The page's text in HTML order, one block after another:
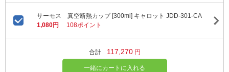
サーモス 真空断熱カップ [300ml] キャロット JDD-301-CA
1,080円
108ポイント
合計 117,270 円
一緒にカートに入れる